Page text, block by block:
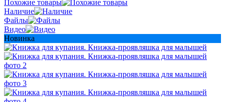
Похожие товары
Наличие
Файлы
Видео
Новинка